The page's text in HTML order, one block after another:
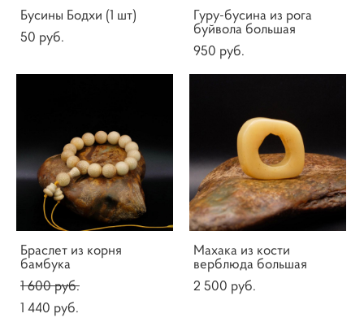
Бусины Бодхи (1 шт)
50 pуб.
Гуру-бусина из рога
буйвола большая
950 pуб.
Браслет из корня
бамбука
1 600 pуб.
1 440 pуб.
Махака из кости
верблюда большая
2 500 pуб.